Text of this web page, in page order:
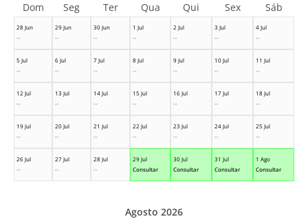
28 Jun
--
29 Jun
--
30 Jun
--
1 Jul
--
2 Jul
--
3 Jul
--
4 Jul
--
5 Jul
--
6 Jul
--
7 Jul
--
8 Jul
--
9 Jul
--
10 Jul
--
11 Jul
--
12 Jul
--
13 Jul
--
14 Jul
--
15 Jul
--
16 Jul
--
17 Jul
--
18 Jul
--
19 Jul
--
20 Jul
--
21 Jul
--
22 Jul
--
23 Jul
--
24 Jul
--
25 Jul
--
26 Jul
--
27 Jul
--
28 Jul
--
29 Jul
Consultar
30 Jul
Consultar
31 Jul
Consultar
1 Ago
Consultar
Dom Seg Ter Qua Qui Sex Sáb
Agosto 2026